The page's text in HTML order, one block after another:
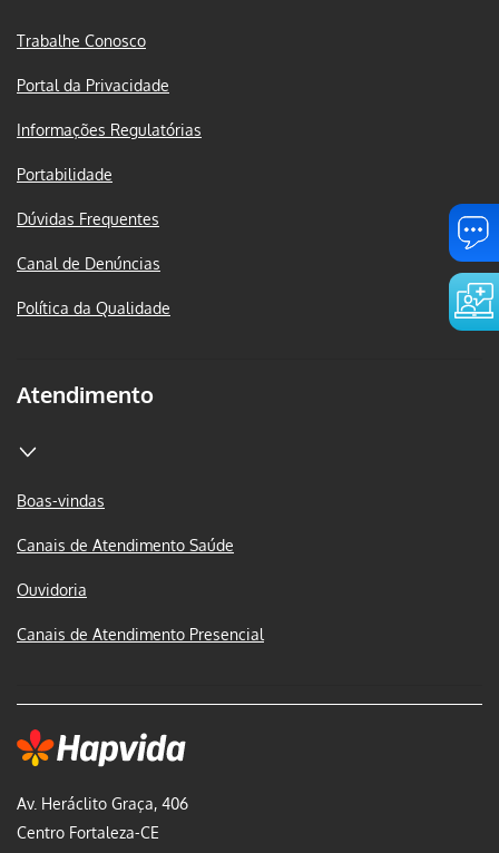
Av. Heráclito Graça, 406
Centro Fortaleza-CE
Trabalhe Conosco
Portal da Privacidade
Informações Regulatórias
Portabilidade
Dúvidas Frequentes
Canal de Denúncias
Política da Qualidade
Atendimento
Boas-vindas
Canais de Atendimento Saúde
Ouvidoria
Canais de Atendimento Presencial